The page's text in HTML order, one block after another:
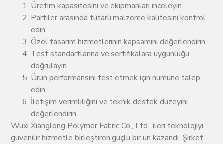
Üretim kapasitesini ve ekipmanları inceleyin.
Partiler arasında tutarlı malzeme kalitesini kontrol
edin.
Özel tasarım hizmetlerinin kapsamını değerlendirin.
Test standartlarına ve sertifikalara uygunluğu
doğrulayın.
Ürün performansını test etmek için numune talep
edin.
İletişim verimliliğini ve teknik destek düzeyini
değerlendirin.
Wuxi Xianglong Polymer Fabric Co., Ltd., ileri teknolojiyi
güvenilir hizmetle birleştiren güçlü bir ün kazandı. Şirket,